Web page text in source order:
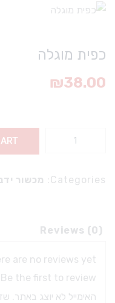
כפית מוגלה
₪38.00
Categories: מכשור
Reviews (0)
are no reviews yet.
Be the first to review “כפית מוגלה”
האימייל לא יוצג באתר.